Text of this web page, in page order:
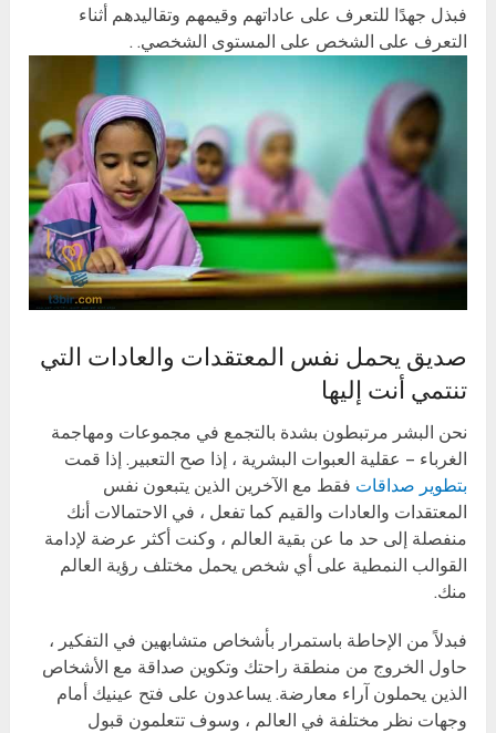
فبذل جهدًا للتعرف على عاداتهم وقيمهم وتقاليدهم أثناء
التعرف على الشخص على المستوى الشخصي. .
صديق يحمل نفس المعتقدات والعادات التي
تنتمي أنت إليها
نحن البشر مرتبطون بشدة بالتجمع في مجموعات ومهاجمة
الغرباء – عقلية العبوات البشرية ، إذا صح التعبير. إذا قمت
بتطوير صداقات فقط مع الآخرين الذين يتبعون نفس
المعتقدات والعادات والقيم كما تفعل ، في الاحتمالات أنك
منفصلة إلى حد ما عن بقية العالم ، وكنت أكثر عرضة لإدامة
القوالب النمطية على أي شخص يحمل مختلف رؤية العالم
منك.
فبدلاً من الإحاطة باستمرار بأشخاص متشابهين في التفكير ،
حاول الخروج من منطقة راحتك وتكوين صداقة مع الأشخاص
الذين يحملون آراء معارضة. يساعدون على فتح عينيك أمام
وجهات نظر مختلفة في العالم ، وسوف تتعلمون قبول